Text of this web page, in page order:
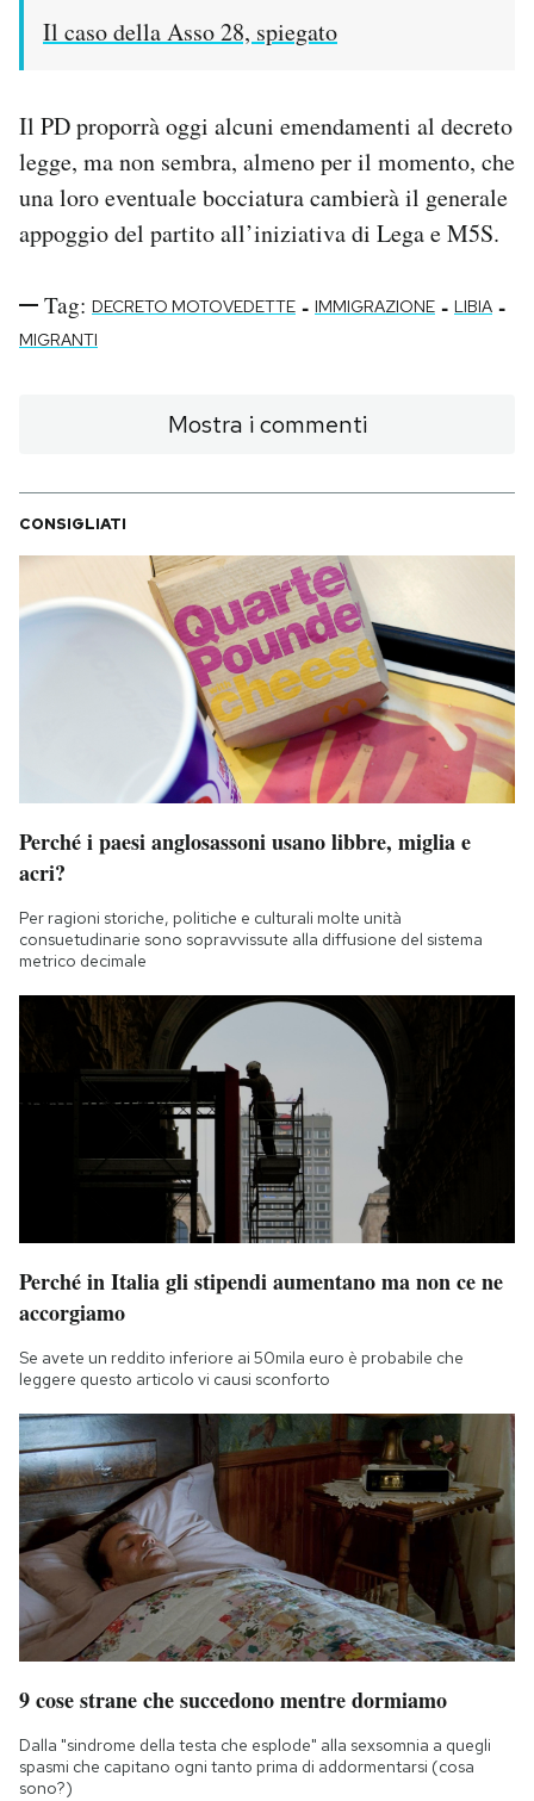
Il caso della Asso 28, spiegato
Il PD proporrà oggi alcuni emendamenti al decreto
legge, ma non sembra, almeno per il momento, che
una loro eventuale bocciatura cambierà il generale
appoggio del partito all’iniziativa di Lega e M5S.
Tag: DECRETO MOTOVEDETTE - IMMIGRAZIONE - LIBIA -
MIGRANTI
Mostra i commenti
CONSIGLIATI
Perché i paesi anglosassoni usano libbre, miglia e
acri?
Per ragioni storiche, politiche e culturali molte unità
consuetudinarie sono sopravvissute alla diffusione del sistema
metrico decimale
Perché in Italia gli stipendi aumentano ma non ce ne
accorgiamo
Se avete un reddito inferiore ai 50mila euro è probabile che
leggere questo articolo vi causi sconforto
9 cose strane che succedono mentre dormiamo
Dalla "sindrome della testa che esplode" alla sexsomnia a quegli
spasmi che capitano ogni tanto prima di addormentarsi (cosa
sono?)